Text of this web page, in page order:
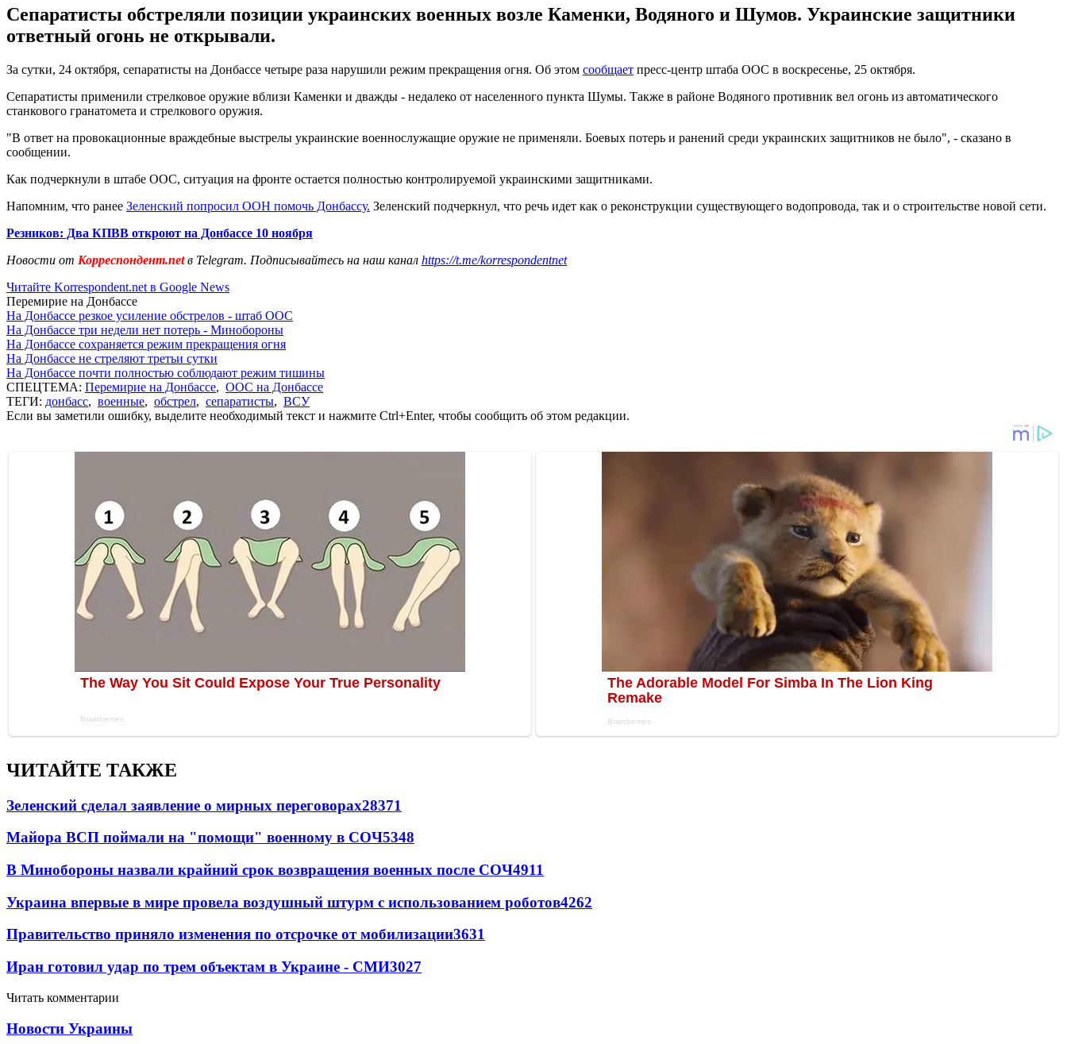
Сепаратисты обстреляли позиции украинских военных возле Каменки, Водяного и Шумов. Украинские защитники
ответный огонь не открывали.
За сутки, 24 октября, сепаратисты на Донбассе четыре раза нарушили режим прекращения огня. Об этом сообщает пресс-центр штаба ООС в воскресенье, 25 октября.
Сепаратисты применили стрелковое оружие вблизи Каменки и дважды - недалеко от населенного пункта Шумы. Также в районе Водяного противник вел огонь из автоматического
станкового гранатомета и стрелкового оружия.
"В ответ на провокационные враждебные выстрелы украинские военнослужащие оружие не применяли. Боевых потерь и ранений среди украинских защитников не было", - сказано в
сообщении.
Как подчеркнули в штабе ООС, ситуация на фронте остается полностью контролируемой украинскими защитниками.
Напомним, что ранее Зеленский попросил ООН помочь Донбассу. Зеленский подчеркнул, что речь идет как о реконструкции существующего водопровода, так и о строительстве новой сети.
Резников: Два КПВВ откроют на Донбассе 10 ноября
Новости от Корреспондент.netв Telegram. Подписывайтесь на наш канал https://t.me/korrespondentnet
Читайте Korrespondent.net в Google News
Перемирие на Донбассе
На Донбассе резкое усиление обстрелов - штаб ООС
На Донбассе три недели нет потерь - Минобороны
На Донбассе сохраняется режим прекращения огня
На Донбассе не стреляют третьи сутки
На Донбассе почти полностью соблюдают режим тишины
СПЕЦТЕМА: Перемирие на Донбассе, ООС на Донбассе
ТЕГИ: донбасс, военные, обстрел, сепаратисты, ВСУ
Если вы заметили ошибку, выделите необходимый текст и нажмите Ctrl+Enter, чтобы сообщить об этом редакции.
ЧИТАЙТЕ ТАКЖЕ
Зеленский сделал заявление о мирных переговорах28371
Майора ВСП поймали на "помощи" военному в СОЧ5348
В Минобороны назвали крайний срок возвращения военных после СОЧ4911
Украина впервые в мире провела воздушный штурм с использованием роботов4262
Правительство приняло изменения по отсрочке от мобилизации3631
Иран готовил удар по трем объектам в Украине - СМИ3027
Читать комментарии
Новости Украины